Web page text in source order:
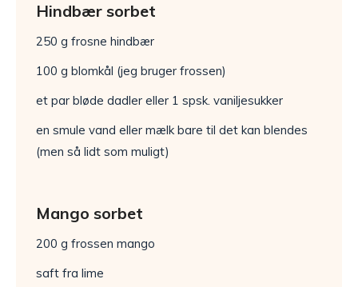
Hindbær sorbet
250 g frosne hindbær
100 g blomkål (jeg bruger frossen)
et par bløde dadler eller 1 spsk. vaniljesukker
en smule vand eller mælk bare til det kan blendes
(men så lidt som muligt)
Mango sorbet
200 g frossen mango
saft fra lime